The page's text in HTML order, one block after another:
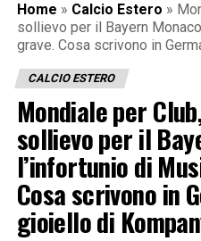
Home » Calcio Estero »
sollievo per il Bayern
grave. Cosa scrivono in
CALCIO ESTERO
Mondiale per
sollievo per il
l’infortunio di
Cosa scrivono in
gioiello di